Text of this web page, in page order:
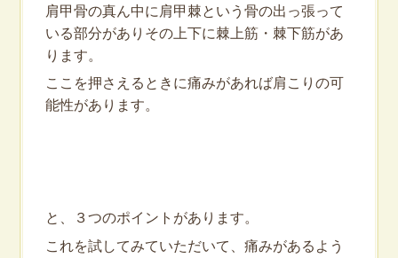
肩甲骨の真ん中に肩甲棘という骨の出っ張って
いる部分がありその上下に棘上筋・棘下筋があ
ります。
ここを押さえるときに痛みがあれば肩こりの可
能性があります。
と、３つのポイントがあります。
これを試してみていただいて、痛みがあるよう